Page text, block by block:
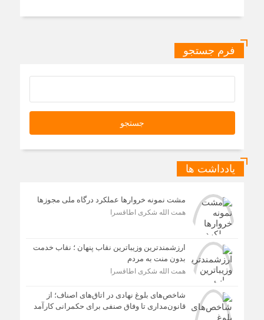
فرم جستجو
یادداشت ها
مشت نمونه خروارها عملکرد درگاه ملی مجوزها
همت الله شکری اطاقسرا
ارزشمندترین وزیباترین نقاب پنهان ؛ نقاب خدمت
بدون منت به مردم
همت الله شکری اطاقسرا
شاخص‌های بلوغ نهادی در اتاق‌های اصناف؛ از
قانون‌مداری تا وفاق صنفی برای حکمرانی کارآمد